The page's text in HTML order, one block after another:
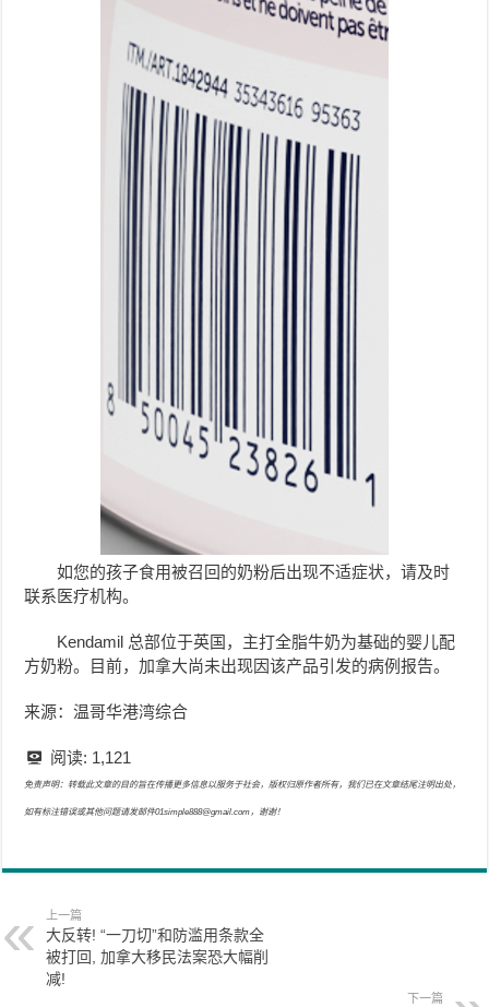
如您的孩子食用被召回的奶粉后出现不适症状，请及时
联系医疗机构。
Kendamil 总部位于英国，主打全脂牛奶为基础的婴儿配
方奶粉。目前，加拿大尚未出现因该产品引发的病例报告。
来源：温哥华港湾综合
阅读: 1,121
免责声明：转载此文章的目的旨在传播更多信息以服务于社会，版权归原作者所有，我们已在文章结尾注明出处，
如有标注错误或其他问题请发邮件01simple888@gmail.com，谢谢！
上一篇
大反转! “一刀切”和防滥用条款全
被打回, 加拿大移民法案恐大幅削
减!
下一篇